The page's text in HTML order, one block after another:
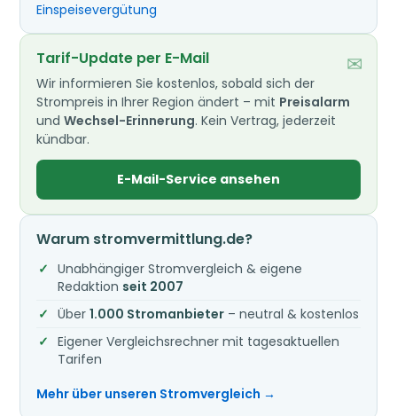
Einspeisevergütung
✉
Tarif-Update per E-Mail
Wir informieren Sie kostenlos, sobald sich der
Strompreis in Ihrer Region ändert – mit Preisalarm
undWechsel-Erinnerung. Kein Vertrag, jederzeit
kündbar.
E-Mail-Service ansehen
Warum stromvermittlung.de?
Unabhängiger Stromvergleich & eigene
Redaktion seit 2007
Über1.000 Stromanbieter – neutral & kostenlos
Eigener Vergleichsrechner mit tagesaktuellen
Tarifen
Mehr über unseren Stromvergleich →